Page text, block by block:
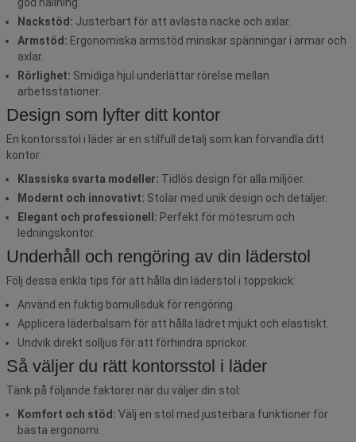
god hållning.
Nackstöd: Justerbart för att avlasta nacke och axlar.
Armstöd: Ergonomiska armstöd minskar spänningar i armar och
axlar.
Rörlighet: Smidiga hjul underlättar rörelse mellan
arbetsstationer.
Design som lyfter ditt kontor
En kontorsstol i läder är en stilfull detalj som kan förvandla ditt
kontor.
Klassiska svarta modeller: Tidlös design för alla miljöer.
Modernt och innovativt: Stolar med unik design och detaljer.
Elegant och professionell: Perfekt för mötesrum och
ledningskontor.
Underhåll och rengöring av din läderstol
Följ dessa enkla tips för att hålla din läderstol i toppskick:
Använd en fuktig bomullsduk för rengöring.
Applicera läderbalsam för att hålla lädret mjukt och elastiskt.
Undvik direkt solljus för att förhindra sprickor.
Så väljer du rätt kontorsstol i läder
Tänk på följande faktorer när du väljer din stol:
Komfort och stöd: Välj en stol med justerbara funktioner för
bästa ergonomi.